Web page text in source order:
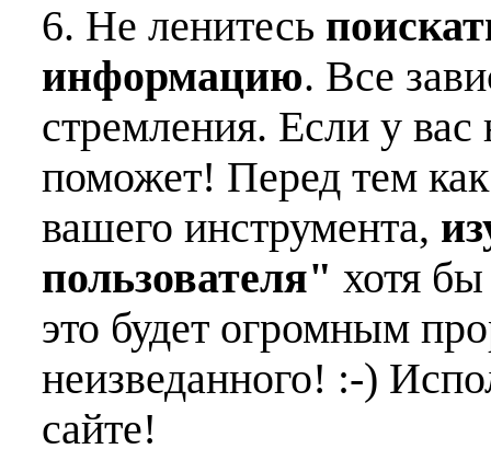
6. Не ленитесь
информацию. Все
стремления. Если у
поможет! Перед тем
вашего инструмента,
пользователя" хотя
это будет огромным
неизведанного! :-)
сайте!